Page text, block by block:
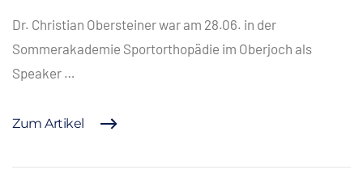
Dr. Christian Obersteiner war am 28.06. in der
Sommerakademie Sportorthopädie im Oberjoch als
Speaker …
Zum Artikel